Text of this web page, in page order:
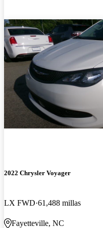
2022 Chrysler Voyager
LX FWD 61,488 millas
Fayetteville, NC